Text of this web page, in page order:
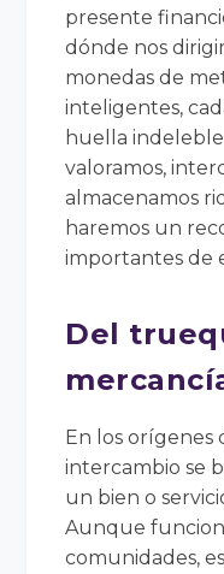
presente
dónde nos
monedas de
inteligentes,
huella
valoramos,
almacenamos
haremos un
importantes de
Del
En los orígenes
intercambio se
un bien o
Aunque
comunidades,